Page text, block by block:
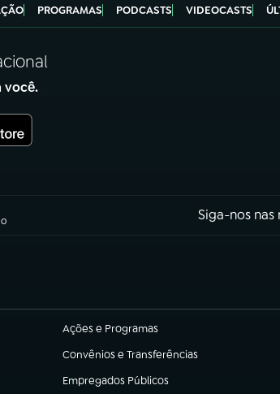
PROGRAMAS PODCASTS VIDEOCASTS
você.
Siga-nos nas
Ações e Programas
(abre em nova aba)
Convênios e Transferências
(abre em nova aba)
Empregados Públicos
(abre em nova aba)